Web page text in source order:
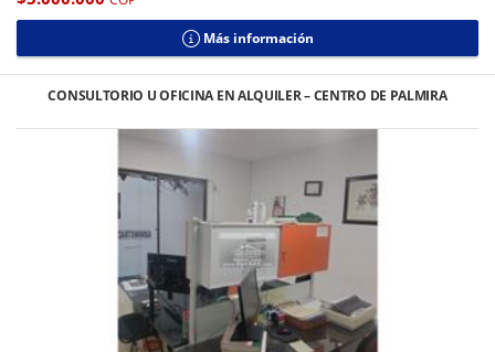
Más información
CONSULTORIO U OFICINA EN ALQUILER – CENTRO DE PALMIRA